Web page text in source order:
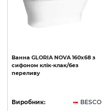
Ванна GLORIA NOVA 160х68 з
сифоном клік-клак/без
переливу
Виробник: BESCO